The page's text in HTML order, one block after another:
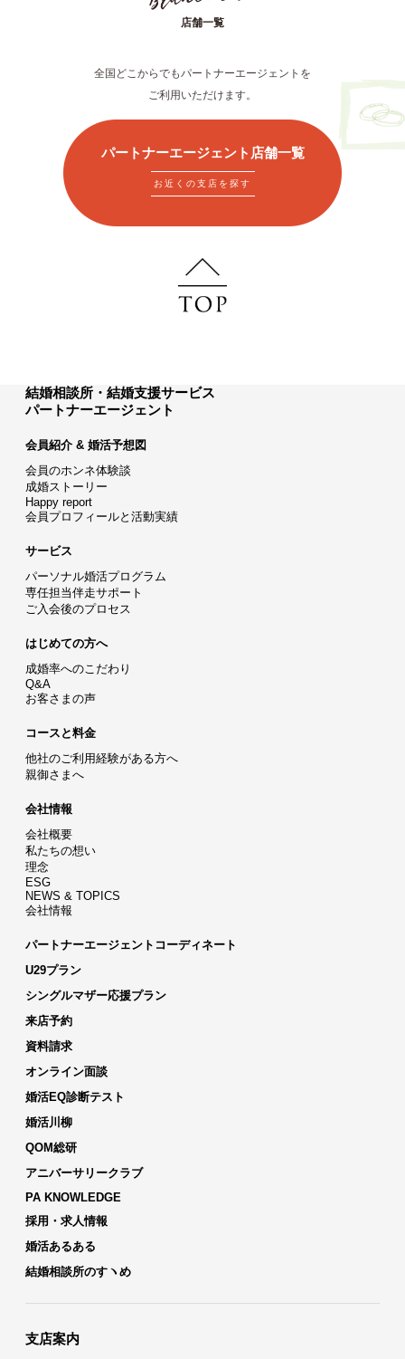
店舗一覧
全国どこからでもパートナーエージェントを
ご利用いただけます。
パートナーエージェント店舗一覧
お近くの支店を探す
結婚相談所・結婚支援サービス
パートナーエージェント
会員紹介 & 婚活予想図
会員のホンネ体験談
成婚ストーリー
Happy report
会員プロフィールと活動実績
サービス
パーソナル婚活プログラム
専任担当伴走サポート
ご入会後のプロセス
はじめての方へ
成婚率へのこだわり
Q&A
お客さまの声
コースと料金
他社のご利用経験がある方へ
親御さまへ
会社情報
会社概要
私たちの想い
理念
ESG
NEWS & TOPICS
会社情報
パートナーエージェントコーディネート
U29プラン
シングルマザー応援プラン
来店予約
資料請求
オンライン面談
婚活EQ診断テスト
婚活川柳
QOM総研
アニバーサリークラブ
PA KNOWLEDGE
採用・求人情報
婚活あるある
結婚相談所のすヽめ
支店案内